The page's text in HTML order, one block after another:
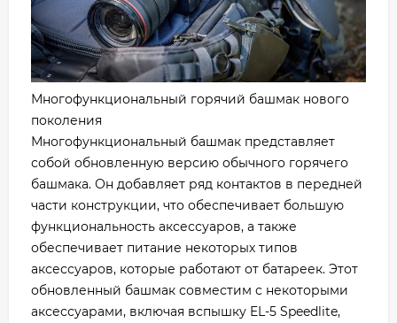
Многофункциональный горячий башмак нового
поколения
Многофункциональный башмак представляет
собой обновленную версию обычного горячего
башмака. Он добавляет ряд контактов в передней
части конструкции, что обеспечивает большую
функциональность аксессуаров, а также
обеспечивает питание некоторых типов
аксессуаров, которые работают от батареек. Этот
обновленный башмак совместим с некоторыми
аксессуарами, включая вспышку EL-5 Speedlite,